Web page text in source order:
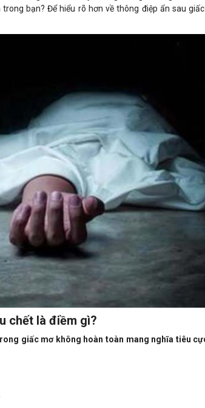
bạn? Để hiểu rõ hơn về thông điệp ẩn sau
chết là điềm gì?
giấc mơ không hoàn toàn mang nghĩa tiêu